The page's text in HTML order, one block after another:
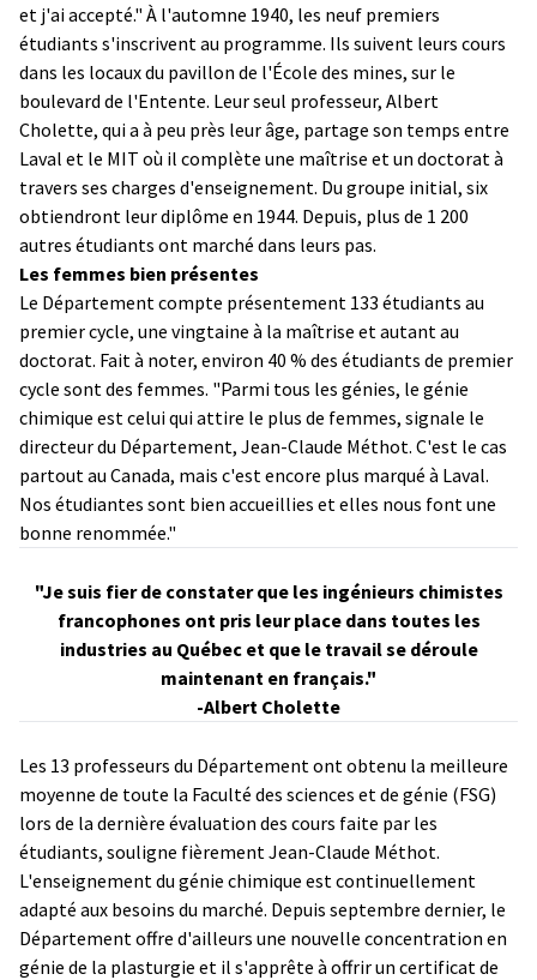
et j'ai accepté." À l'automne 1940, les neuf premiers
étudiants s'inscrivent au programme. Ils suivent leurs cours
dans les locaux du pavillon de l'École des mines, sur le
boulevard de l'Entente. Leur seul professeur, Albert
Cholette, qui a à peu près leur âge, partage son temps entre
Laval et le MIT où il complète une maîtrise et un doctorat à
travers ses charges d'enseignement. Du groupe initial, six
obtiendront leur diplôme en 1944. Depuis, plus de 1 200
autres étudiants ont marché dans leurs pas.
Les femmes bien présentes
Le Département compte présentement 133 étudiants au
premier cycle, une vingtaine à la maîtrise et autant au
doctorat. Fait à noter, environ 40 % des étudiants de premier
cycle sont des femmes. "Parmi tous les génies, le génie
chimique est celui qui attire le plus de femmes, signale le
directeur du Département, Jean-Claude Méthot. C'est le cas
partout au Canada, mais c'est encore plus marqué à Laval.
Nos étudiantes sont bien accueillies et elles nous font une
bonne renommée."
"Je suis fier de constater que les ingénieurs chimistes
francophones ont pris leur place dans toutes les
industries au Québec et que le travail se déroule
maintenant en français."
-Albert Cholette
Les 13 professeurs du Département ont obtenu la meilleure
moyenne de toute la Faculté des sciences et de génie (FSG)
lors de la dernière évaluation des cours faite par les
étudiants, souligne fièrement Jean-Claude Méthot.
L'enseignement du génie chimique est continuellement
adapté aux besoins du marché. Depuis septembre dernier, le
Département offre d'ailleurs une nouvelle concentration en
génie de la plasturgie et il s'apprête à offrir un certificat de